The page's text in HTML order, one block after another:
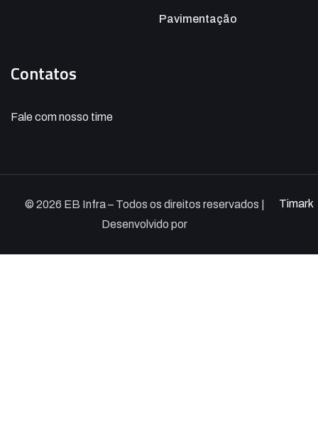
Pavimentação
Contatos
Fale com nosso time
© 2026 EB Infra – Todos os direitos reservados |
Desenvolvido por
Timark